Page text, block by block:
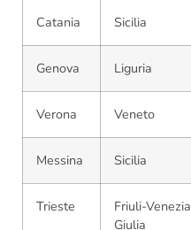
Catania Sicilia
Genova Liguria
Verona Veneto
Messina Sicilia
Trieste
Friuli-Venezia
Giulia